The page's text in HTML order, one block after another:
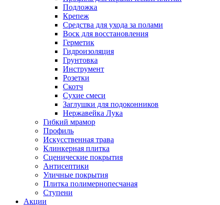
Подложка
Крепеж
Средства для ухода за полами
Воск для восстановления
Герметик
Гидроизоляция
Грунтовка
Инструмент
Розетки
Скотч
Сухие смеси
Заглушки для подоконников
Нержавейка Лука
Гибкий мрамор
Профиль
Искусственная трава
Клинкерная плитка
Сценические покрытия
Антисептики
Уличные покрытия
Плитка полимернопесчаная
Ступени
Акции